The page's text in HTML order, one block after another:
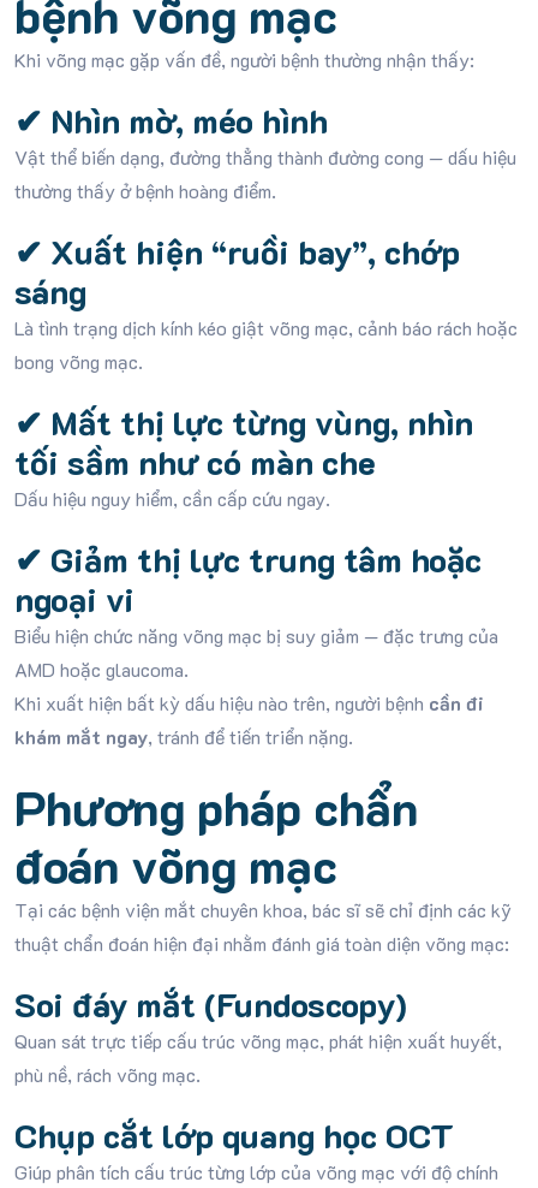
bệnh võng mạc
Khi võng mạc gặp vấn đề, người bệnh thường nhận thấy:
✔ Nhìn mờ, méo hình
Vật thể biến dạng, đường thẳng thành đường cong — dấu hiệu
thường thấy ở bệnh hoàng điểm.
✔ Xuất hiện “ruồi bay”, chớp
sáng
Là tình trạng dịch kính kéo giật võng mạc, cảnh báo rách hoặc
bong võng mạc.
✔ Mất thị lực từng vùng, nhìn
tối sầm như có màn che
Dấu hiệu nguy hiểm, cần cấp cứu ngay.
✔ Giảm thị lực trung tâm hoặc
ngoại vi
Biểu hiện chức năng võng mạc bị suy giảm — đặc trưng của
AMD hoặc glaucoma.
Khi xuất hiện bất kỳ dấu hiệu nào trên, người bệnh cần đi
khám mắt ngay, tránh để tiến triển nặng.
Phương pháp chẩn
đoán võng mạc
Tại các bệnh viện mắt chuyên khoa, bác sĩ sẽ chỉ định các kỹ
thuật chẩn đoán hiện đại nhằm đánh giá toàn diện võng mạc:
Soi đáy mắt (Fundoscopy)
Quan sát trực tiếp cấu trúc võng mạc, phát hiện xuất huyết,
phù nề, rách võng mạc.
Chụp cắt lớp quang học OCT
Giúp phân tích cấu trúc từng lớp của võng mạc với độ chính